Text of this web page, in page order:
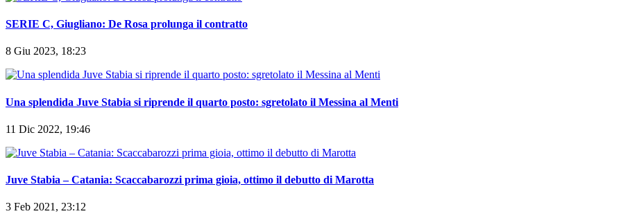
SERIE C, Giugliano: De Rosa prolunga il contratto
8 Giu 2023, 18:23
Una splendida Juve Stabia si riprende il quarto posto: sgretolato il Messina al Menti
11 Dic 2022, 19:46
Juve Stabia – Catania: Scaccabarozzi prima gioia, ottimo il debutto di Marotta
3 Feb 2021, 23:12